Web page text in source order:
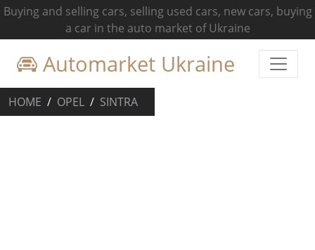
Buying and selling cars, selling used cars, new cars, buying
a car in the auto market of Ukraine
Automarket Ukraine
HOME OPEL SINTRA